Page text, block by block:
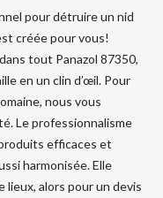
pour détruire un nid
créée pour vous!
tout Panazol 87350,
en un clin d’œil. Pour
nous vous
Le professionnalisme
efficaces et
harmonisée. Elle
alors pour un devis